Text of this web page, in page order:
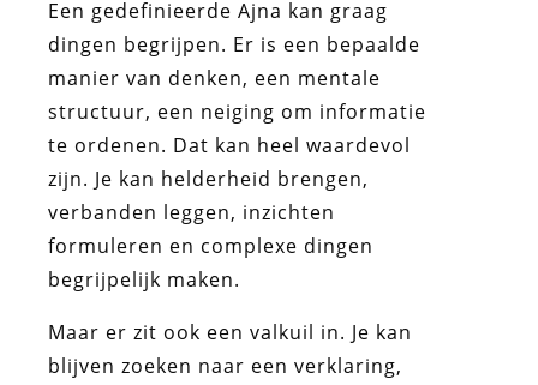
Een gedefinieerde Ajna kan graag
dingen begrijpen. Er is een bepaalde
manier van denken, een mentale
structuur, een neiging om informatie
te ordenen. Dat kan heel waardevol
zijn. Je kan helderheid brengen,
verbanden leggen, inzichten
formuleren en complexe dingen
begrijpelijk maken.
Maar er zit ook een valkuil in. Je kan
blijven zoeken naar een verklaring,